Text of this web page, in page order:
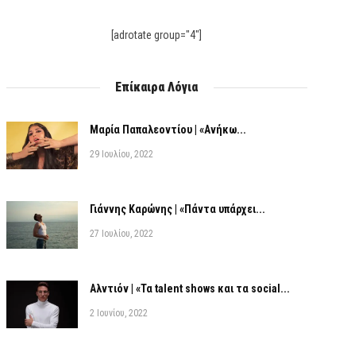
[adrotate group="4"]
Επίκαιρα Λόγια
Μαρία Παπαλεοντίου | «Ανήκω...
29 Ιουλίου, 2022
Γιάννης Καρώνης | «Πάντα υπάρχει...
27 Ιουλίου, 2022
Αλντιόν | «Τα talent shows και τα social...
2 Ιουνίου, 2022